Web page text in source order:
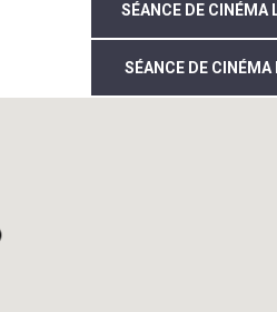
SÉANCE DE
SÉANCE DE